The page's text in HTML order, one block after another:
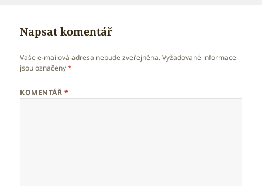
Napsat komentář
Vaše e-mailová adresa nebude zveřejněna. Vyžadované informace
jsou označeny*
KOMENTÁŘ *